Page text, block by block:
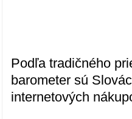
Podľa tradičného
barometer sú
internetových